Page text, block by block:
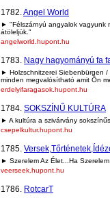
1782.Angel World
► "Félszárnyú angyalok vagyunk
átöleljük."
angelworld.hupont.hu
1783. Nagy hagyományú fa
► Holzschnitzerei Siebenbürgen
minden megvalósítható amit Ön
erdelyifaragasok.hupont.hu
1784. SOKSZÍNŰ KULTÚRA
► A kultúra a szivárvány
csepelkultur.hupont.hu
1785.
► Szerelem Az Élet...Ha
veerseek.hupont.hu
1786. RotcarT